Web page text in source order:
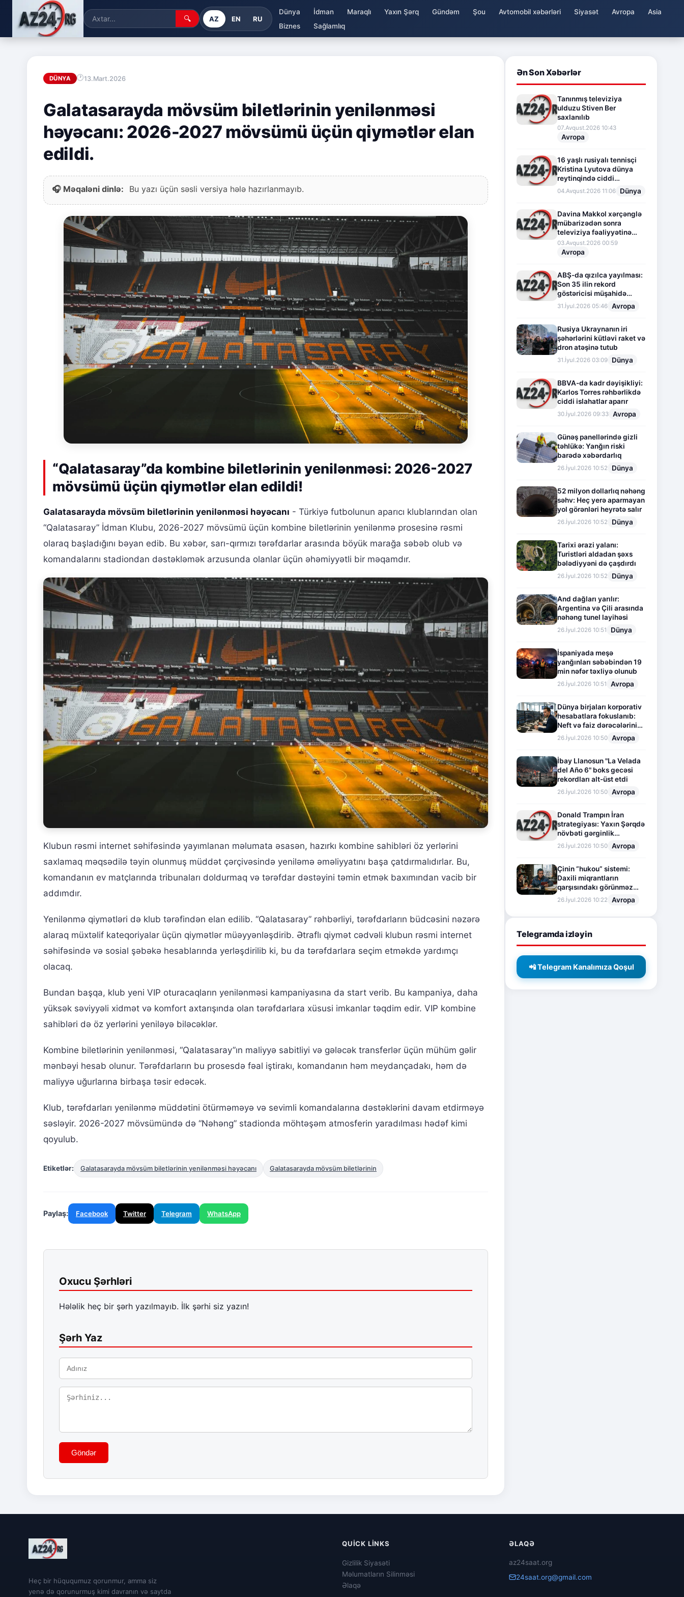
🔍 AZ EN RU
Dünya İdman Maraqlı Yaxın Şərq Gündəm Şou Avtomobil xəbərləri Siyasət Avropa
Asia
Biznes
Sağlamlıq
DÜNYA 13.Mart.2026
Galatasarayda mövsüm biletlərinin yenilənməsi
həyəcanı: 2026-2027 mövsümü üçün qiymətlər elan
edildi.
🎧 Məqaləni dinlə: Bu yazı üçün səsli versiya hələ hazırlanmayıb.
“Qalatasaray”da kombine biletlərinin yenilənməsi: 2026-2027
mövsümü üçün qiymətlər elan edildi!
Galatasarayda mövsüm biletlərinin yenilənməsi həyəcanı - Türkiyə futbolunun aparıcı klublarından olan
“Qalatasaray” İdman Klubu, 2026-2027 mövsümü üçün kombine biletlərinin yenilənmə prosesinə rəsmi
olaraq başladığını bəyan edib. Bu xəbər, sarı-qırmızı tərəfdarlar arasında böyük marağa səbəb olub və
komandalarını stadiondan dəstəkləmək arzusunda olanlar üçün əhəmiyyətli bir məqamdır.
Klubun rəsmi internet səhifəsində yayımlanan məlumata əsasən, hazırkı kombine sahibləri öz yerlərini
saxlamaq məqsədilə təyin olunmuş müddət çərçivəsində yeniləmə əməliyyatını başa çatdırmalıdırlar. Bu,
komandanın ev matçlarında tribunaları doldurmaq və tərəfdar dəstəyini təmin etmək baxımından vacib bir
addımdır.
Yenilənmə qiymətləri də klub tərəfindən elan edilib. “Qalatasaray” rəhbərliyi, tərəfdarların büdcəsini nəzərə
alaraq müxtəlif kateqoriyalar üçün qiymətlər müəyyənləşdirib. Ətraflı qiymət cədvəli klubun rəsmi internet
səhifəsində və sosial şəbəkə hesablarında yerləşdirilib ki, bu da tərəfdarlara seçim etməkdə yardımçı
olacaq.
Bundan başqa, klub yeni VIP oturacaqların yenilənməsi kampaniyasına da start verib. Bu kampaniya, daha
yüksək səviyyəli xidmət və komfort axtarışında olan tərəfdarlara xüsusi imkanlar təqdim edir. VIP kombine
sahibləri də öz yerlərini yeniləyə biləcəklər.
Kombine biletlərinin yenilənməsi, “Qalatasaray”ın maliyyə sabitliyi və gələcək transferlər üçün mühüm gəlir
mənbəyi hesab olunur. Tərəfdarların bu prosesdə fəal iştirakı, komandanın həm meydançadakı, həm də
maliyyə uğurlarına birbaşa təsir edəcək.
Klub, tərəfdarları yenilənmə müddətini ötürməməyə və sevimli komandalarına dəstəklərini davam etdirməyə
səsləyir. 2026-2027 mövsümündə də “Nəhəng” stadionda möhtəşəm atmosferin yaradılması hədəf kimi
qoyulub.
Etiketlər: Galatasarayda mövsüm biletlərinin yenilənməsi həyəcanı Galatasarayda mövsüm biletlərinin
Paylaş: Facebook Twitter Telegram WhatsApp
Oxucu Şərhləri
Hələlik heç bir şərh yazılmayıb. İlk şərhi siz yazın!
Şərh Yaz
Göndər
Ən Son Xəbərlər
Tanınmış televiziya
ulduzu Stiven Ber
saxlanılıb
07.Avqust.2026 10:43
Avropa
16 yaşlı rusiyalı tennisçi
Kristina Lyutova dünya
reytinqində ciddi
irəliləyişə imza atdı
04.Avqust.2026 11:06 Dünya
Davina Makkol xərçənglə
mübarizədən sonra
televiziya fəaliyyətinə
fasilə verir
03.Avqust.2026 00:59
Avropa
ABŞ-da qızılca yayılması:
Son 35 ilin rekord
göstəricisi müşahidə
olunur
31.İyul.2026 05:46 Avropa
Rusiya Ukraynanın iri
şəhərlərini kütləvi raket və
dron atəşinə tutub
31.İyul.2026 03:09 Dünya
BBVA-da kadr dəyişikliyi:
Karlos Torres rəhbərlikdə
ciddi islahatlar aparır
30.İyul.2026 09:33 Avropa
Günəş panellərində gizli
təhlükə: Yanğın riski
barədə xəbərdarlıq
26.İyul.2026 10:52 Dünya
52 milyon dollarlıq nəhəng
səhv: Heç yerə aparmayan
yol görənləri heyrətə salır
26.İyul.2026 10:52 Dünya
Tarixi ərazi yalanı:
Turistləri aldadan şəxs
bələdiyyəni də çaşdırdı
26.İyul.2026 10:52 Dünya
And dağları yarılır:
Argentina və Çili arasında
nəhəng tunel layihəsi
26.İyul.2026 10:51 Dünya
İspaniyada meşə
yanğınları səbəbindən 19
min nəfər təxliyə olunub
26.İyul.2026 10:51 Avropa
Dünya birjaları korporativ
hesabatlara fokuslanıb:
Neft və faiz dərəcələrinin
təsiri altında cari vəziyyət
26.İyul.2026 10:50 Avropa
İbay Llanosun "La Velada
del Año 6" boks gecəsi
rekordları alt-üst etdi
26.İyul.2026 10:50 Avropa
Donald Trampın İran
strategiyası: Yaxın Şərqdə
növbəti gərginlik
mərhələsi
26.İyul.2026 10:50 Avropa
Çinin “hukou” sistemi:
Daxili miqrantların
qarşısındakı görünməz
sədd
26.İyul.2026 10:22 Avropa
Telegramda izləyin
📲 Telegram Kanalımıza Qoşul
Heç bir hüququmuz qorunmur, amma siz
yenə də qorunurmuş kimi davranın və saytda
QUICK LINKS
Gizlilik Siyasəti
Məlumatların Silinməsi
Əlaqə
ƏLAQƏ
az24saat.org
24saat.org@gmail.com